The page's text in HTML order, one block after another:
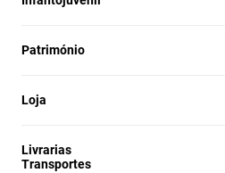
Património
Loja
Livrarias
Transportes